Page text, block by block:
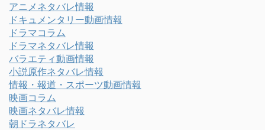
アニメネタバレ情報
ドキュメンタリー動画情報
ドラマコラム
ドラマネタバレ情報
バラエティ動画情報
小説原作ネタバレ情報
情報・報道・スポーツ動画情報
映画コラム
映画ネタバレ情報
朝ドラネタバレ